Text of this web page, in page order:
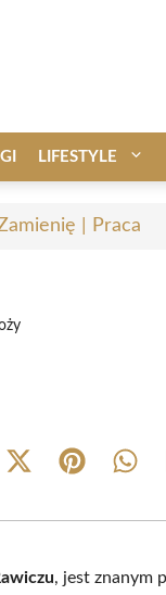
LIFESTYLE
| Praca
Share
(Twitter)
Share Share
, jest znanym